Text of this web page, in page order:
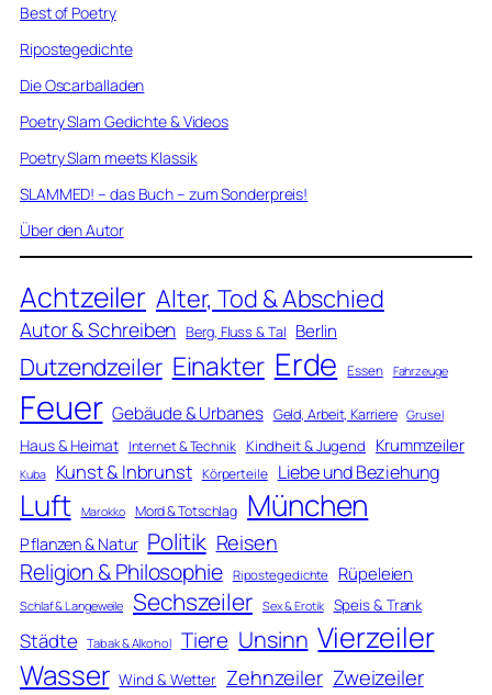
Best of Poetry
Ripostegedichte
Die Oscarballaden
Poetry Slam Gedichte & Videos
Poetry Slam meets Klassik
SLAMMED! – das Buch – zum Sonderpreis!
Über den Autor
Achtzeiler Alter, Tod & Abschied
Autor & Schreiben Berg, Fluss & Tal Berlin
Dutzendzeiler Einakter Erde Essen Fahrzeuge
Feuer Gebäude & Urbanes Geld, Arbeit, Karriere Grusel
Haus & Heimat Internet & Technik Kindheit & Jugend Krummzeiler
Kuba Kunst & Inbrunst Körperteile Liebe und Beziehung
Luft Marokko Mord & Totschlag München
Pflanzen & Natur Politik Reisen
Religion & Philosophie Ripostegedichte Rüpeleien
Schlaf & Langeweile Sechszeiler Sex & Erotik Speis & Trank
Städte Tabak & Alkohol Tiere Unsinn Vierzeiler
Wasser Wind & Wetter Zehnzeiler Zweizeiler